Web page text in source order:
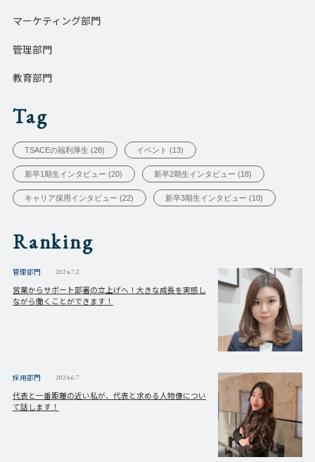
マーケティング部門
管理部門
教育部門
Tag
TSACEの福利厚生 (28) イベント (13)
新卒1期生インタビュー (20) 新卒2期生インタビュー (18)
キャリア採用インタビュー (22) 新卒3期生インタビュー (10)
Ranking
管理部門 2024.7.2
営業からサポート部署の立上げへ！大きな成長を実感し
ながら働くことができます！
採用部門 2024.6.7
代表と一番距離の近い私が、代表と求める人物像につい
て話します！